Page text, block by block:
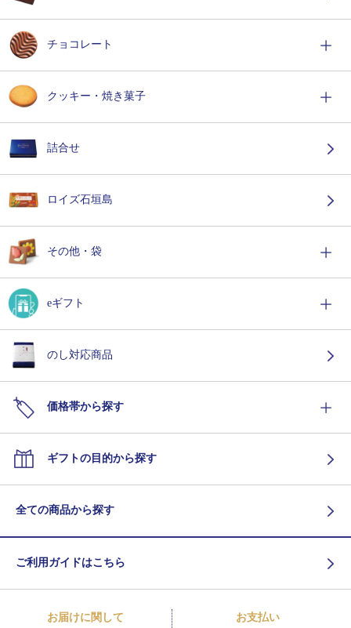
チョコレート
クッキー・焼き菓子
詰合せ
ロイズ石垣島
その他・袋
eギフト
のし対応商品
価格帯から探す
ギフトの目的から探す
全ての商品から探す
ご利用ガイドはこちら
お届けに関して お支払い